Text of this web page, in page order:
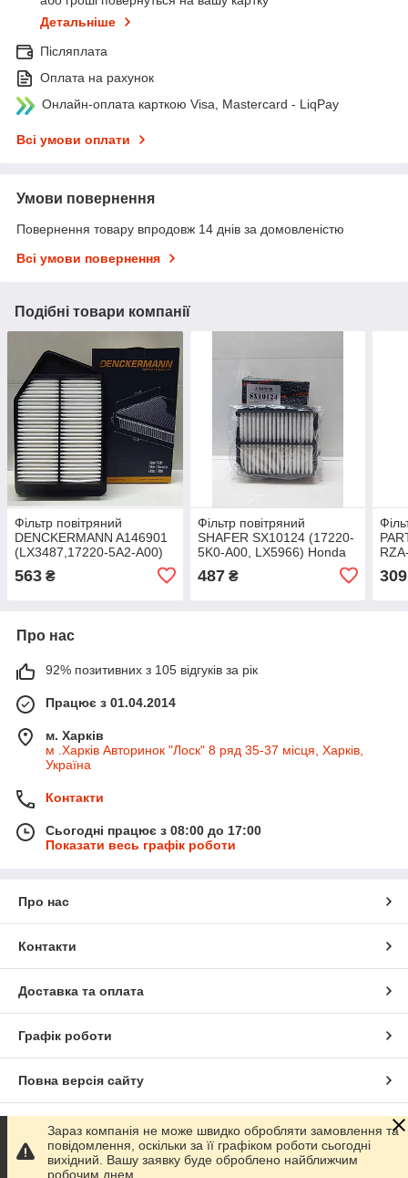
Детальніше
Післяплата
Оплата на рахунок
Онлайн-оплата карткою Visa, Mastercard - LiqPay
Всі умови оплати
Умови повернення
Повернення товару впродовж 14 днів за домовленістю
Всі умови повернення
Подібні товари компанії
Фільтр повітряний
DENCKERMANN A146901
(LX3487,17220-5A2-A00)
Air Filter HONDA ACCORD
2.4 16-
563 ₴
Фільтр повітряний
SHAFER SX10124 (17220-
5K0-A00, LX5966) Honda
Accord 2.0 Plug-In Hybrid
14-, CR-V 2.0 Plug-In
487₴ 309
Про нас
92% позитивних з 105 відгуків за рік
Працює з 01.04.2014
м. Харків
м .Харків Авторинок "Лоск" 8 ряд 35-37 місця, Харків,
Україна
Контакти
Сьогодні працює з 08:00 до 17:00
Показати весь графік роботи
Про нас
Контакти
Доставка та оплата
Графік роботи
Повна версія сайту
Сайт створено на маркетплейсі Prom.ua
Політика конфіденційності
Зараз компанія не може швидко обробляти замовлення та
повідомлення, оскільки за її графіком роботи сьогодні
вихідний. Вашу заявку буде оброблено найближчим
робочим днем.